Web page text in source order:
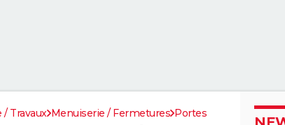
/ Travaux Menuiserie / Fermetures Portes